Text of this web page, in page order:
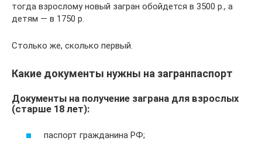
тогда взрослому новый загран обойдется в 3500 р., а
детям — в 1750 р.
Столько же, сколько первый.
Какие документы нужны на загранпаспорт
Документы на получение заграна для взрослых
(старше 18 лет):
паспорт гражданина РФ;